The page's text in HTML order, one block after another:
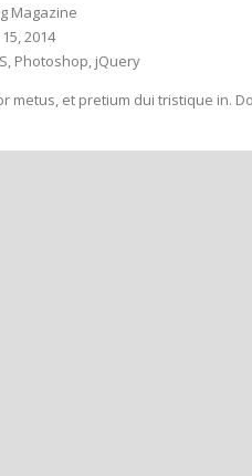
Magazine
2014
Photoshop, jQuery
metus, et pretium dui tristique in.